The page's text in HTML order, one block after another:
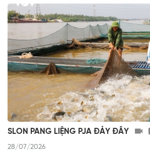
SLON PANG LIỆNG PJA ĐẢY ĐÂY
28/07/2026